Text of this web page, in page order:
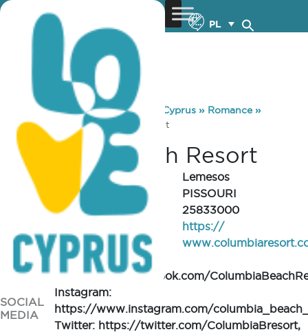
PL
You are here: Home»Discover Cyprus » Romance»
Venues
Columbia Beach Resort
Columbia Beach Resort
REGION
Lemesos
CITY/VILLAGE
PISSOURI
TELEPHONE
25833000
WEBSITE
https://
SOCIAL
MEDIA
Facebook:
https://www.facebook.com/
Instagram:
https://www.instagram.com/
Twitter: https://twitter.com/ColumbiaBresort,